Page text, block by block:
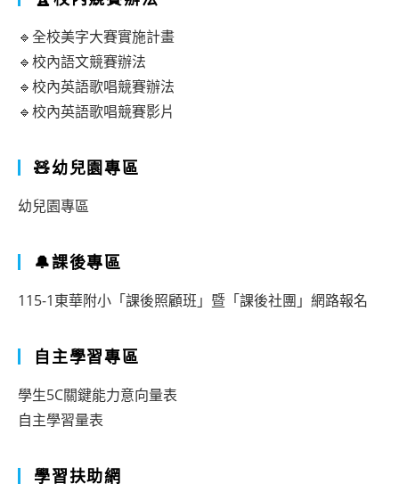
🔹全校美字大賽實施計畫
🔹校內語文競賽辦法
🔹校內英語歌唱競賽辦法
🔹校內英語歌唱競賽影片
🧸幼兒園專區
幼兒園專區
🔔課後專區
115-1東華附小「課後照顧班」暨「課後社團」網路報名
自主學習專區
學生5C關鍵能力意向量表
自主學習量表
學習扶助網